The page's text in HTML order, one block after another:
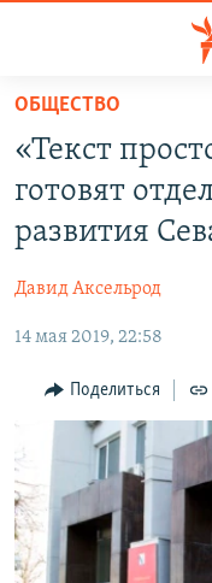
Вернуться
основному
содержанию
главной
Вернутся
поиску
СПЕЦПРОЕКТЫ
11 ЛЕТ ОККУПАЦИИ
ЕЩЕ
ИНТЕРАКТИВ
ИНФОГРАФИКА
ТЕЛЕПРОЕКТ
СОВЕТЫ
ПРОПАВШИЕ БЕЗ ВЕСТИ
ПОБЕДИТЕЛЕЙ НЕ
РАДІО СВОБОДА
КАК ОБОЙТИ
Українською
Qırımtatar
ПРИСОЕДИНЯЙТЕСЬ!
ОБЩЕСТВО
«Текст
готовят
развития
Давид Аксельрод
14 мая 2019, 22:58
Поделиться